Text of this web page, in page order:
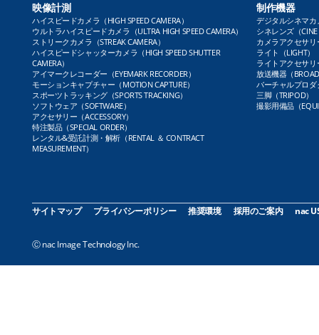
映像計測
ハイスピードカメラ（HIGH SPEED CAMERA）
ウルトラハイスピードカメラ（ULTRA HIGH SPEED CAMERA）
ストリークカメラ（STREAK CAMERA）
ハイスピードシャッターカメラ（HIGH SPEED SHUTTER
CAMERA）
アイマークレコーダー（EYEMARK RECORDER）
モーションキャプチャー（MOTION CAPTURE）
スポーツトラッキング（SPORTS TRACKING）
ソフトウェア（SOFTWARE）
アクセサリー（ACCESSORY）
特注製品（SPECIAL ORDER）
レンタル&受託計測・解析（RENTAL ＆ CONTRACT
MEASUREMENT）
制作機器
デジタルシネマカ
シネレンズ（CINE
カメラアクセサリ
ライト（LIGHT）
ライトアクセサリ
放送機器（
バーチャルプロダ
三脚（TRIPOD）
撮影用備品（
サイトマップ プライバシーポリシー 推奨環境 採用のご案内 nac
Ⓒ nac Image Technology Inc.